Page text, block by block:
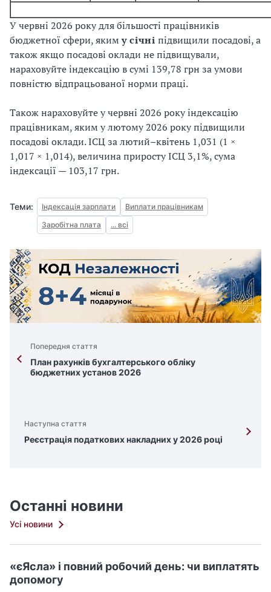
У червні 2026 року для більшості працівників
бюджетної сфери, якиму січні підвищили посадові, а
також якщо посадові оклади не підвищували,
нараховуйте індексацію в сумі 139,78 грн за умови
повністю відпрацьованої норми праці.
Також нараховуйте у червні 2026 року індексацію
працівникам, яким у лютому 2026 року підвищили
посадові оклади. ІСЦ за лютий–квітень 1,031 (1 ×
1,017 × 1,014), величина приросту ІСЦ 3,1%, сума
індексації — 103,17 грн.
Теми: Індексація зарплати
Виплати працівникам
Заробітна плата
... всі
Попередня стаття
План рахунків бухгалтерського обліку
бюджетних установ 2026
Наступна стаття
Реєстрація податкових накладних у 2026 році
Останні новини
Усі новини
«єЯсла» і повний робочий день: чи виплатять
допомогу